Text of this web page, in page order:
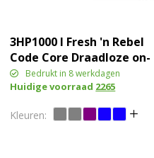
3HP1000 I Fresh 'n Rebel
Code Core Draadloze on-
ear koptelefoon
Bedrukt in 8 werkdagen
Huidige voorraad 2265